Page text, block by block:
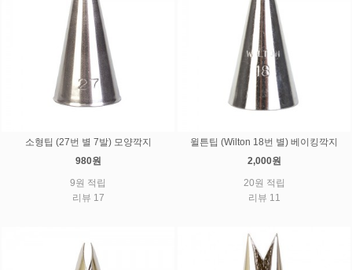
소형팁 (27번 별 7발) 모양깍지
980원
9원 적립
리뷰 17
윌튼팁 (Wilton 18번 별) 베이킹깍지
2,000원
20원 적립
리뷰 11